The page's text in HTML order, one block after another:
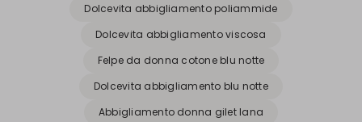
Dolcevita abbigliamento poliammide
Dolcevita abbigliamento viscosa
Felpe da donna cotone blu notte
Dolcevita abbigliamento blu notte
Abbigliamento donna gilet lana